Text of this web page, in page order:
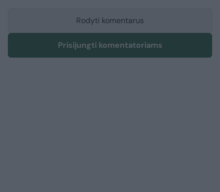
Rodyti komentarus
Prisijungti komentatoriams